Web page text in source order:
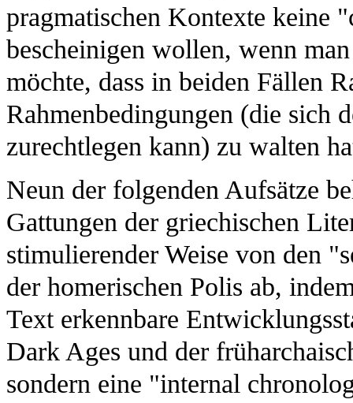
pragmatischen Kontexte keine
bescheinigen wollen, wenn
möchte, dass in beiden Fällen
Rahmenbedingungen (die sich
zurechtlegen kann) zu walten
Neun der folgenden Aufsätze
Gattungen der griechischen
stimulierender Weise von den
der homerischen Polis ab,
Text erkennbare
Dark Ages und der
sondern eine "internal